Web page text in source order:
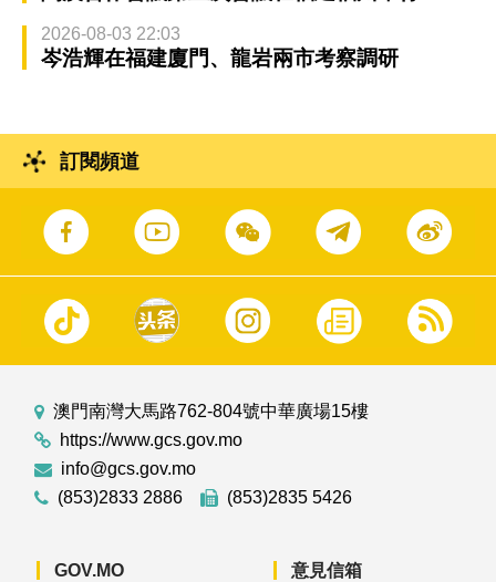
2026-08-03 22:03
岑浩輝在福建廈門、龍岩兩市考察調研
訂閱頻道
澳門南灣大馬路762-804號中華廣場15樓
https://www.gcs.gov.mo
info@gcs.gov.mo
(853)2833 2886
(853)2835 5426
GOV.MO 意見信箱